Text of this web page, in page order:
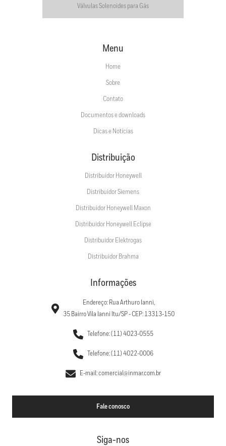
Válvulas Solenoides para Gás
Menu
Home
Sobre
Contato
Documentos e downloads
Dicas e Notícias
Distribuição
Distribuidor Honeywell
Distribuidor Siemens
Distribuidor Honeywell Maxon
Distribuidor Honeywell Eclipse
Distribuidor Elektrogas
Distribuidor Brahma
Informações
Endereço: Rua Arthuro Ianni,
35 Bairro Vila Ianni Itu/SP - CEP: 13313-150
Telefone: (11) 4023-0555
Telefone: (11) 4022-0006
E-mail: comercial@inmar.com.br
Fale conosco
Siga-nos